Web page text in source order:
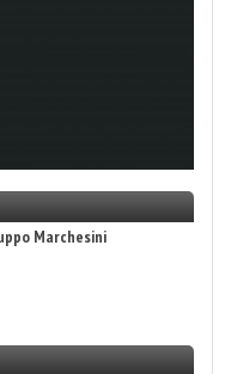
Marchesini